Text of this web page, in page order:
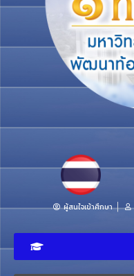
ผู้สนใจเข้าศึกษา